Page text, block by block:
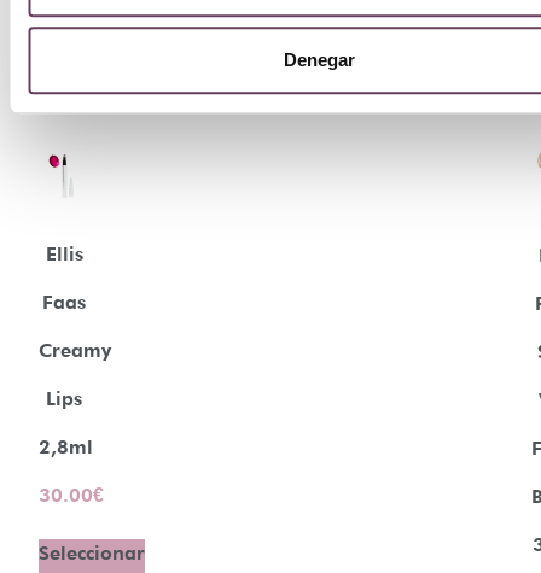
Denegar
Ellis
Faas
Creamy
Lips
2,8ml
30.00€
Seleccionar